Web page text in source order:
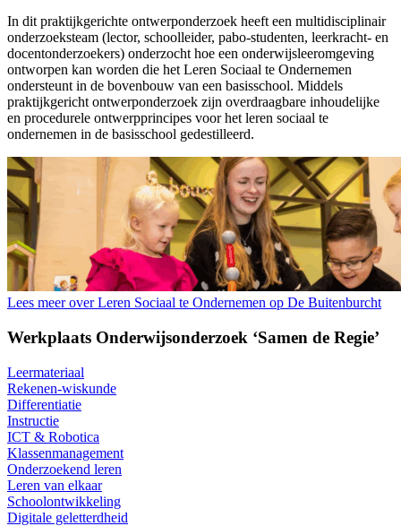
In dit praktijkgerichte ontwerponderzoek heeft een multidisciplinair
onderzoeksteam (lector, schoolleider, pabo-studenten, leerkracht- en
docentonderzoekers) onderzocht hoe een onderwijsleeromgeving
ontworpen kan worden die het Leren Sociaal te Ondernemen
ondersteunt in de bovenbouw van een basisschool. Middels
praktijkgericht ontwerponderzoek zijn overdraagbare inhoudelijke
en procedurele ontwerpprincipes voor het leren sociaal te
ondernemen in de basisschool gedestilleerd.
Lees meer over Leren Sociaal te Ondernemen op De Buitenburcht
Werkplaats Onderwijsonderzoek ‘Samen de Regie’
Leermateriaal
Rekenen-wiskunde
Differentiatie
Instructie
ICT & Robotica
Klassenmanagement
Onderzoekend leren
Leren van elkaar
Schoolontwikkeling
Digitale geletterdheid